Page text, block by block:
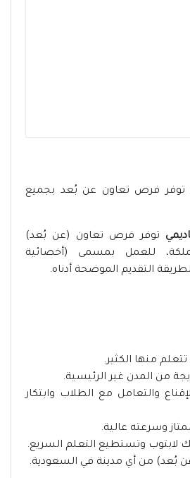
توفر فرص تعاون عن بُعد بجميع
توفر فرص تعاون (عن بُعد)
للعمل بمسمى (أخصائية
التقديم الموضحة أدناه.
والتعامل مع الطلاب وابتكار